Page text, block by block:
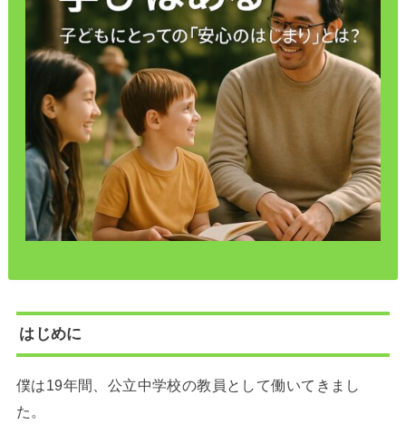
はじめに
僕は19年間、公立中学校の教員として働いてきまし
た。